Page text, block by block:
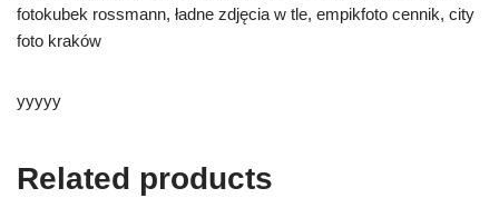
fotokubek rossmann, ładne zdjęcia w tle, empikfoto cennik, city
foto kraków
yyyyy
Related products